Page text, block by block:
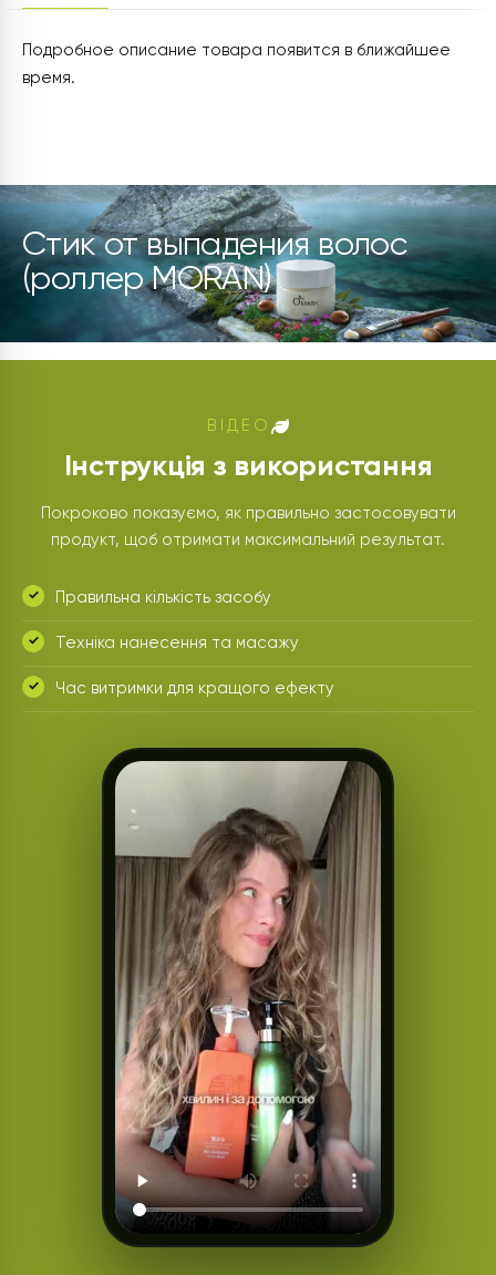
Подробное описание товара появится в ближайшее
время.
Стик от выпадения волос
(роллер MORAN)
ВІДЕО
Інструкція з використання
Покроково показуємо, як правильно застосовувати
продукт, щоб отримати максимальний результат.
Правильна кількість засобу
Техніка нанесення та масажу
Час витримки для кращого ефекту